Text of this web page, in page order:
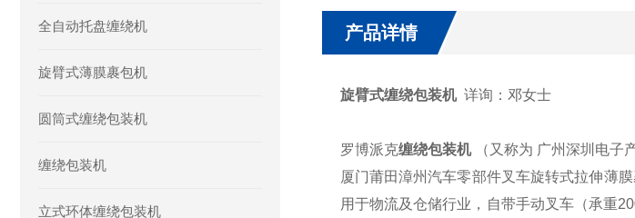
全自动托盘缠绕机
旋臂式薄膜裹包机
圆筒式缠绕包装机
缠绕包装机
立式环体缠绕包装机
产品详情
旋臂式缠绕包装机 详询：邓女士
罗博派克缠绕包装机
（又称为 广州深圳电
厦门莆田漳州汽车零部件叉车旋转式拉伸薄
用于物流及仓储行业，自带手动叉车（承重